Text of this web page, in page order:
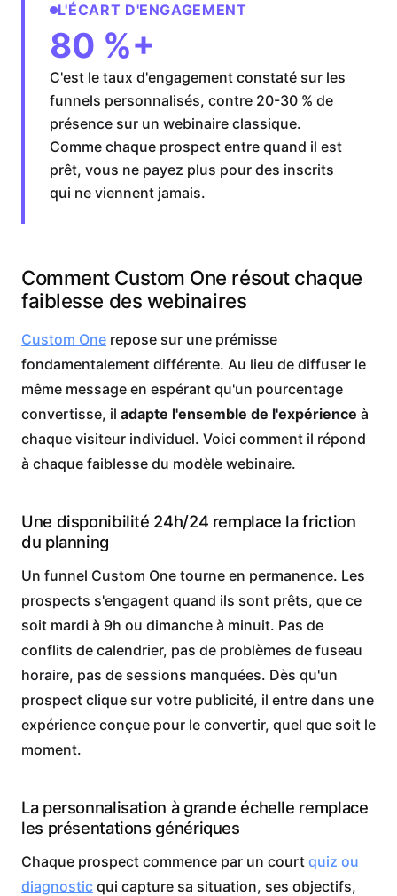
L'ÉCART D'ENGAGEMENT
80 %+
C'est le taux d'engagement constaté sur les
funnels personnalisés, contre 20-30 % de
présence sur un webinaire classique.
Comme chaque prospect entre quand il est
prêt, vous ne payez plus pour des inscrits
qui ne viennent jamais.
Comment Custom One résout chaque
faiblesse des webinaires
Custom One repose sur une prémisse
fondamentalement différente. Au lieu de diffuser le
même message en espérant qu'un pourcentage
convertisse, il adapte l'ensemble de l'expérience à
chaque visiteur individuel. Voici comment il répond
à chaque faiblesse du modèle webinaire.
Une disponibilité 24h/24 remplace la friction
du planning
Un funnel Custom One tourne en permanence. Les
prospects s'engagent quand ils sont prêts, que ce
soit mardi à 9h ou dimanche à minuit. Pas de
conflits de calendrier, pas de problèmes de fuseau
horaire, pas de sessions manquées. Dès qu'un
prospect clique sur votre publicité, il entre dans une
expérience conçue pour le convertir, quel que soit le
moment.
La personnalisation à grande échelle remplace
les présentations génériques
Chaque prospect commence par un court quiz ou
diagnostic qui capture sa situation, ses objectifs,